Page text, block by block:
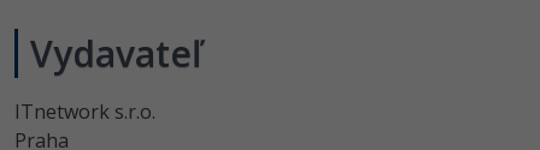
Vydavateľ
ITnetwork s.r.o.
Praha